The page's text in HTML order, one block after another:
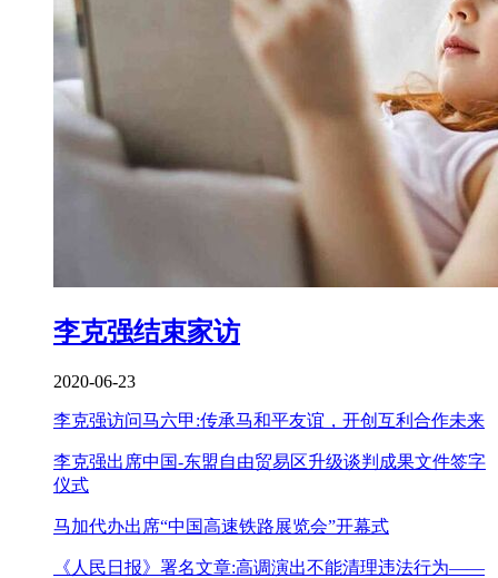
李克强结束家访
2020-06-23
李克强访问马六甲:传承马和平友谊，开创互利合作未来
李克强出席中国-东盟自由贸易区升级谈判成果文件签字
仪式
马加代办出席“中国高速铁路展览会”开幕式
《人民日报》署名文章:高调演出不能清理违法行为——